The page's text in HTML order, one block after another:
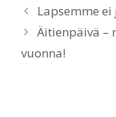
Lapsemme
Äitienpäivä –
vuonna!